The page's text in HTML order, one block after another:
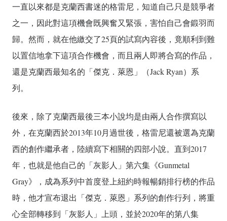
一直以來都是克蘭西書迷的格雷尼，知道自己只是競爭者
之一，因此對這項機會既興奮又緊張，害怕自己會鍛羽而
歸。然而，就在他繳交了25頁的試寫內容後，竟順利到難
以置信地拿下這項合作機會，而且兩人即將合寫的作品，
還是克蘭西最知名的「傑克．萊恩」（Jack Ryan）系
列。
後來，除了克蘭西最後三本小說均是由兩人合作撰寫以
外，在克蘭西於2013年10月過世後，格雷尼還被選為克蘭
西的創作繼承者，陸續寫下相關的四部小說。直到2017
年，也就是他自己的「灰影人」第六集《Gunmetal
Gray》，成為系列中首度登上紐約時報暢銷排行榜的作品
時，他才宣布退出「傑克．萊恩」系列的創作行列，將重
心全部轉移到「灰影人」上頭，並於2020年的第八集